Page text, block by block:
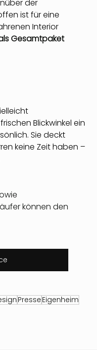
der
ist für eine
Interior
Gesamtpaket
Blickwinkel ein
Sie deckt
keine Zeit haben –
können den
Presse Eigenheim